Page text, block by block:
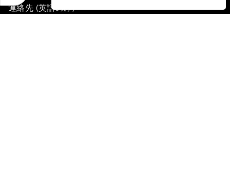
連絡先 (英語のみ)